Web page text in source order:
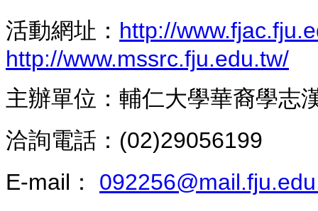
活動網址： http://
http://www.mssrc.fju.edu.tw/
主辦單位：輔仁大學華裔學志
洽詢電話：(02)29056199
E-mail：